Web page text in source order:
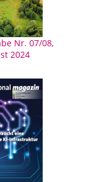
Nr. 07/08,
2024